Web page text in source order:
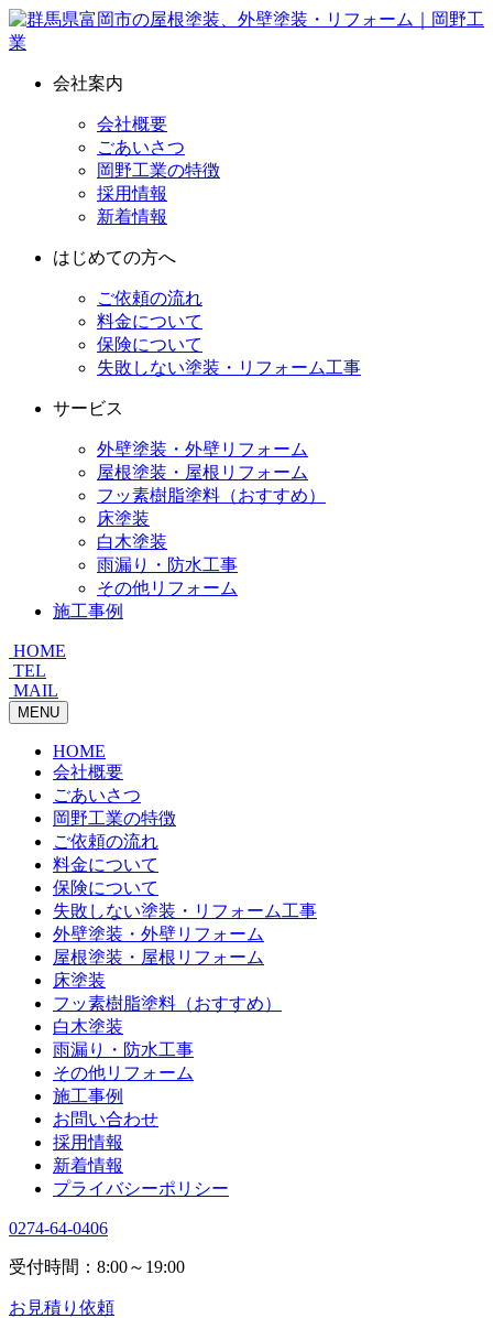
会社案内
会社概要
ごあいさつ
岡野工業の特徴
採用情報
新着情報
はじめての方へ
ご依頼の流れ
料金について
保険について
失敗しない塗装・リフォーム工事
サービス
外壁塗装・外壁リフォーム
屋根塗装・屋根リフォーム
フッ素樹脂塗料（おすすめ）
床塗装
白木塗装
雨漏り・防水工事
その他リフォーム
施工事例
HOME
TEL
MAIL
MENU
HOME
会社概要
ごあいさつ
岡野工業の特徴
ご依頼の流れ
料金について
保険について
失敗しない塗装・リフォーム工事
外壁塗装・外壁リフォーム
屋根塗装・屋根リフォーム
床塗装
フッ素樹脂塗料（おすすめ）
白木塗装
雨漏り・防水工事
その他リフォーム
施工事例
お問い合わせ
採用情報
新着情報
プライバシーポリシー
0274-64-0406
受付時間：8:00～19:00
お見積り依頼